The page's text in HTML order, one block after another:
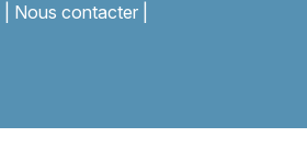
Nous contacter|